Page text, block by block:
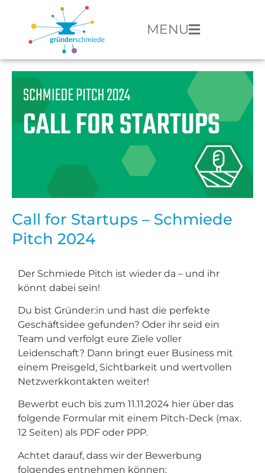
MENU
Call for Startups – Schmiede
Pitch 2024
Der Schmiede Pitch ist wieder da – und ihr
könnt dabei sein!
Du bist Gründer:in und hast die perfekte
Geschäftsidee gefunden? Oder ihr seid ein
Team und verfolgt eure Ziele voller
Leidenschaft? Dann bringt euer Business mit
einem Preisgeld, Sichtbarkeit und wertvollen
Netzwerkkontakten weiter!
Bewerbt euch bis zum 11.11.2024 hier über das
folgende Formular mit einem Pitch-Deck (max.
12 Seiten) als PDF oder PPP.
Achtet darauf, dass wir der Bewerbung
folgendes entnehmen können: